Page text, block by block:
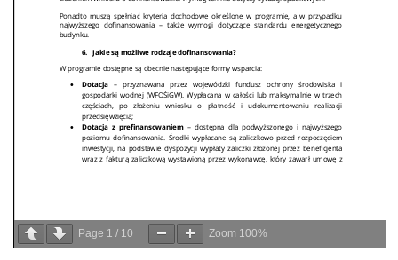
Page 1 / 10 Zoom 100%